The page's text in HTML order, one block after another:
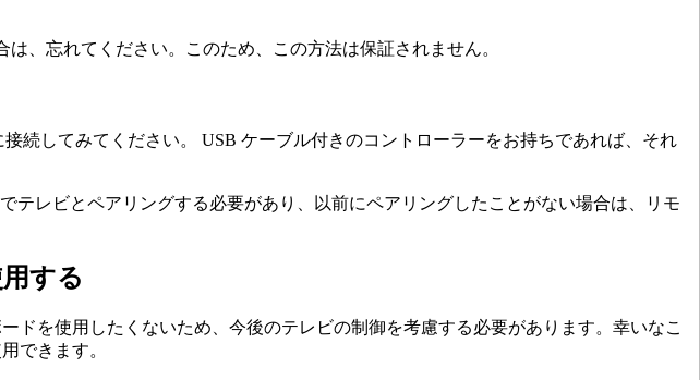
、忘れてください。このため、この方法は保証されません。
続してみてください。 USB ケーブル付きのコントローラーをお持ちであれば、それ
テレビとペアリングする必要があり、以前にペアリングしたことがない場合は、リモ
する
を使用したくないため、今後のテレビの制御を考慮する必要があります。幸いなこ
できます。